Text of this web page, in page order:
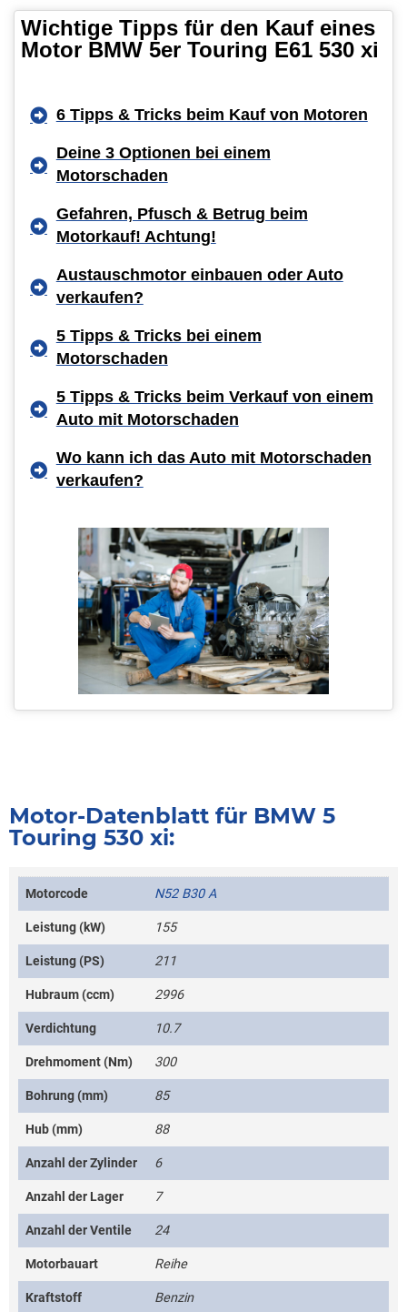
Wichtige Tipps für den Kauf eines
Motor BMW 5er Touring E61 530 xi
6 Tipps & Tricks beim Kauf von Motoren
Deine 3 Optionen bei einem
Motorschaden
Gefahren, Pfusch & Betrug beim
Motorkauf! Achtung!
Austauschmotor einbauen oder Auto
verkaufen?
5 Tipps & Tricks bei einem
Motorschaden
5 Tipps & Tricks beim Verkauf von einem
Auto mit Motorschaden
Wo kann ich das Auto mit Motorschaden
verkaufen?
Motor-Datenblatt für BMW 5
Touring 530 xi:
Motorcode N52 B30 A
Leistung (kW) 155
Leistung (PS) 211
Hubraum (ccm) 2996
Verdichtung 10.7
Drehmoment (Nm) 300
Bohrung (mm) 85
Hub (mm) 88
Anzahl der Zylinder 6
Anzahl der Lager 7
Anzahl der Ventile 24
Motorbauart Reihe
Kraftstoff Benzin